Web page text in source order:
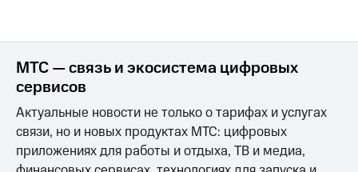
МТС — связь и экосистема цифровых
сервисов
Актуальные новости не только о тарифах и услугах
связи, но и новых продуктах МТС: цифровых
приложениях для работы и отдыха, ТВ и медиа,